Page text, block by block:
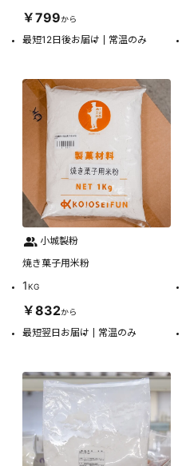
￥799から
最短12日後お届け 常温のみ
小城製粉
焼き菓子用米粉
1KG
￥832から
最短翌日お届け 常温のみ